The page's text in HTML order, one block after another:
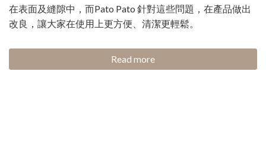
在表面及縫隙中，而Pato Pato 針對這些問題，在產品做出
改良，讓大家在使用上更方便、清潔更輕鬆。
Read more